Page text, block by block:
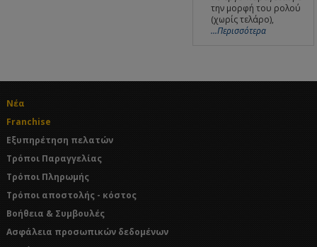
την μορφή του ρολού
(χωρίς τελάρο),
...Περισσότερα
Νέα
Franchise
Εξυπηρέτηση πελατών
Τρόποι Παραγγελίας
Τρόποι Πληρωμής
Τρόποι αποστολής - κόστος
Βοήθεια & Συμβουλές
Ασφάλεια προσωπικών δεδομένων